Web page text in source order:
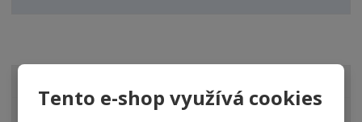
Tento e-shop využívá cookies